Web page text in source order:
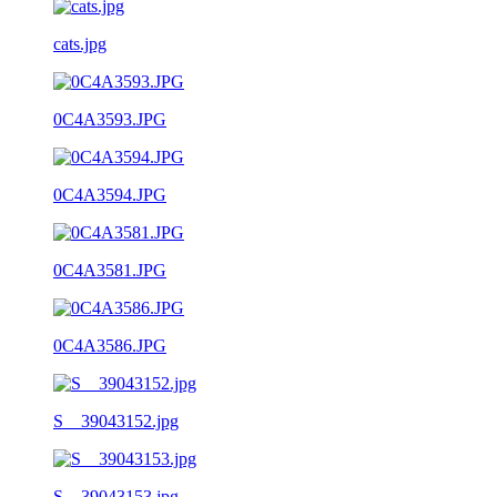
cats.jpg
0C4A3593.JPG
0C4A3594.JPG
0C4A3581.JPG
0C4A3586.JPG
S__39043152.jpg